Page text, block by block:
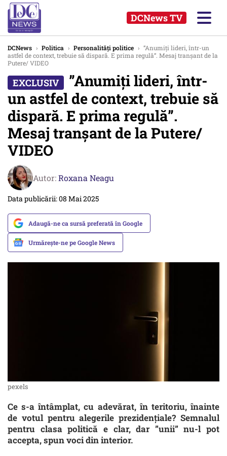
DCNews TV
DCNews › Politica › Personalități politice › ”Anumiți lideri, într-un
astfel de context, trebuie să dispară. E prima regulă”. Mesaj tranșant de la
Putere/ VIDEO
”Anumiți lideri, într-
un astfel de context, trebuie să
dispară. E prima regulă”.
Mesaj tranșant de la Putere/
VIDEO
Autor:Roxana Neagu
Data publicării: 08 Mai 2025
Adaugă-ne ca sursă preferată în Google
Urmărește-ne pe Google News
pexels
Ce s-a întâmplat, cu adevărat, în teritoriu, înainte
de votul pentru alegerile prezidențiale? Semnalul
pentru clasa politică e clar, dar ”unii” nu-l pot
accepta, spun voci din interior.